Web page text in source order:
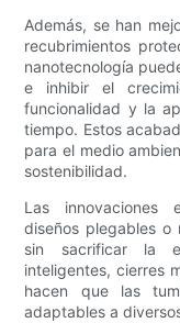
Además, se han
recubrimientos
nanotecnología
e inhibir el
funcionalidad y la
tiempo. Estos
para el medio
sostenibilidad.
Las innovaciones
diseños plegables o
sin sacrificar la
inteligentes, cierres
hacen que las
adaptables a